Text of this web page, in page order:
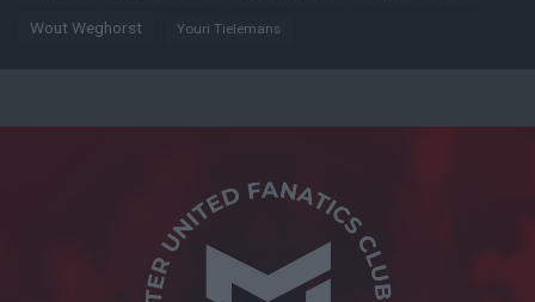
Wout Weghorst Youri Tielemans